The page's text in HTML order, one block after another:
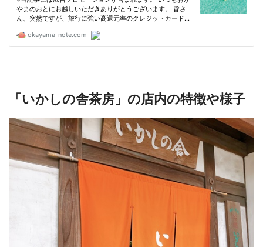
「いかしの舎茶房」の店内の特徴や様子